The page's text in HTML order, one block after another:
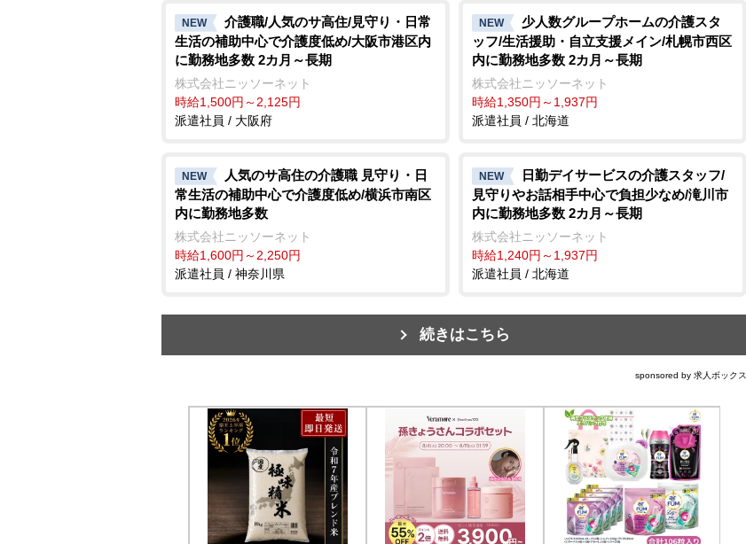
NEW
介護職/人気のサ高住/見守り・日常
生活の補助中心で介護度低め/大阪市港区内
に勤務地多数 2カ月～長期
株式会社ニッソーネット
時給1,500円～2,125円
派遣社員 / 大阪府
NEW
少人数グループホームの介護スタ
ッフ/生活援助・自立支援メイン/札幌市西区
内に勤務地多数 2カ月～長期
株式会社ニッソーネット
時給1,350円～1,937円
派遣社員 / 北海道
NEW
人気のサ高住の介護職 見守り・日
常生活の補助中心で介護度低め/横浜市南区
内に勤務地多数
株式会社ニッソーネット
時給1,600円～2,250円
派遣社員 / 神奈川県
NEW
日勤デイサービスの介護スタッフ/
見守りやお話相手中心で負担少なめ/滝川市
内に勤務地多数 2カ月～長期
株式会社ニッソーネット
時給1,240円～1,937円
派遣社員 / 北海道
続きはこちら
sponsored by 求人ボックス